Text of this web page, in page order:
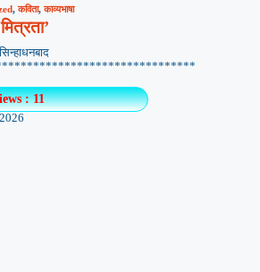
,कविता,काव्यभाषा
: 11